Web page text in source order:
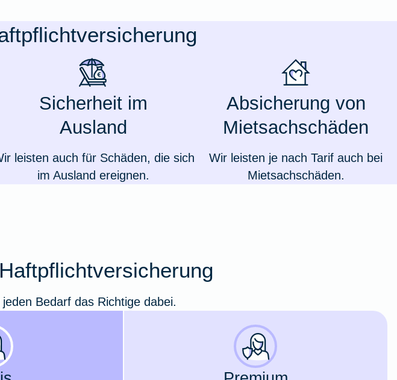
Sicherheit im
Ausland
leisten auch für Schäden, die sich
im Ausland ereignen.
Absicherung von
Mietsachschäden
Wir leisten je nach Tarif auch bei
Mietsachschäden.
Bedarf das Richtige dabei.